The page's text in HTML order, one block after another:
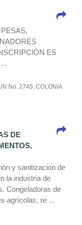
ES
No. 2745, COLONIA
DE
y sanitizacion de
la industria de
Congeladoras de
agrí­colas, re ...